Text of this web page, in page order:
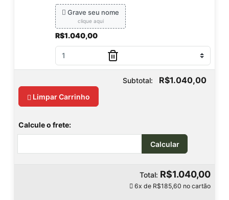
Grave seu nome
clique aqui
R$1.040,00
Subtotal: R$1.040,00
Limpar Carrinho
Calcule o frete:
Calcular
Total: R$1.040,00
6x de R$185,60 no cartão